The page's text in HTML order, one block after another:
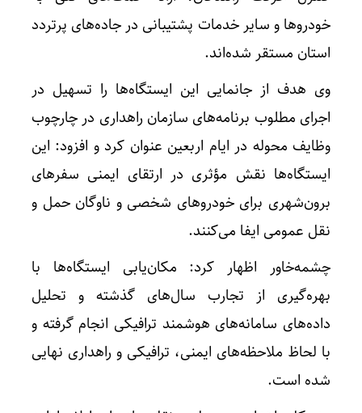
خودروها و سایر خدمات پشتیبانی در جاده‌های پرتردد
استان مستقر شده‌اند.
وی هدف از جانمایی این ایستگاه‌ها را تسهیل در
اجرای مطلوب برنامه‌های سازمان راهداری در چارچوب
وظایف محوله در ایام اربعین عنوان کرد و افزود: این
ایستگاه‌ها نقش مؤثری در ارتقای ایمنی سفرهای
برون‌شهری برای خودروهای شخصی و ناوگان حمل‌ و
نقل عمومی ایفا می‌کنند.
چشمه‌خاور اظهار کرد: مکان‌یابی ایستگاه‌ها با
بهره‌گیری از تجارب سال‌های گذشته و تحلیل
داده‌های سامانه‌های هوشمند ترافیکی انجام گرفته و
با لحاظ ملاحظه‌های ایمنی، ترافیکی و راهداری نهایی
شده است.